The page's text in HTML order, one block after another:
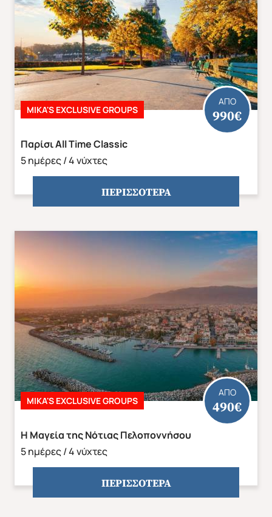
ΕΥΡΩΠΗ ΑΜΕΡΙΚΗ
ΑΣΙΑ ΑΦΡΙΚΗ
Παρίσι All Time Classic
5 ημέρες / 4 νύχτες
ΑΠΟ
990€
MIKA'S EXCLUSIVE GROUPS
ΠΕΡΙΣΣΟΤΕΡΑ
Η Μαγεία της Νότιας Πελοποννήσου
5 ημέρες / 4 νύχτες
ΑΠΟ
490€
MIKA'S EXCLUSIVE GROUPS
ΠΕΡΙΣΣΟΤΕΡΑ